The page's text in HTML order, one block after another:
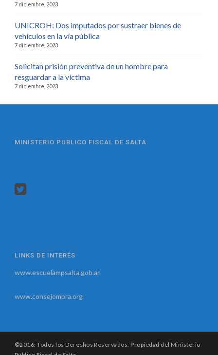
7 diciembre, 2023
UNICROH: Dos imputados por sustraer bienes de
vehículos en la vía pública
7 diciembre, 2023
Solicitan prisión preventiva de un hombre para
resguardar a la víctima
7 diciembre, 2023
MINISTERIO PUBLICO FISCAL DE SALTA
LINKS DE INTERÉS
www.escuelampsalta.gob.ar
www.consejompra.org
©2016. Todos los Derechos Reservados. Propiedad del Ministerio